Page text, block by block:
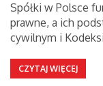
Spółki w Polsce
prawne, a ich
cywilnym i
CZYTAJ WIĘCEJ